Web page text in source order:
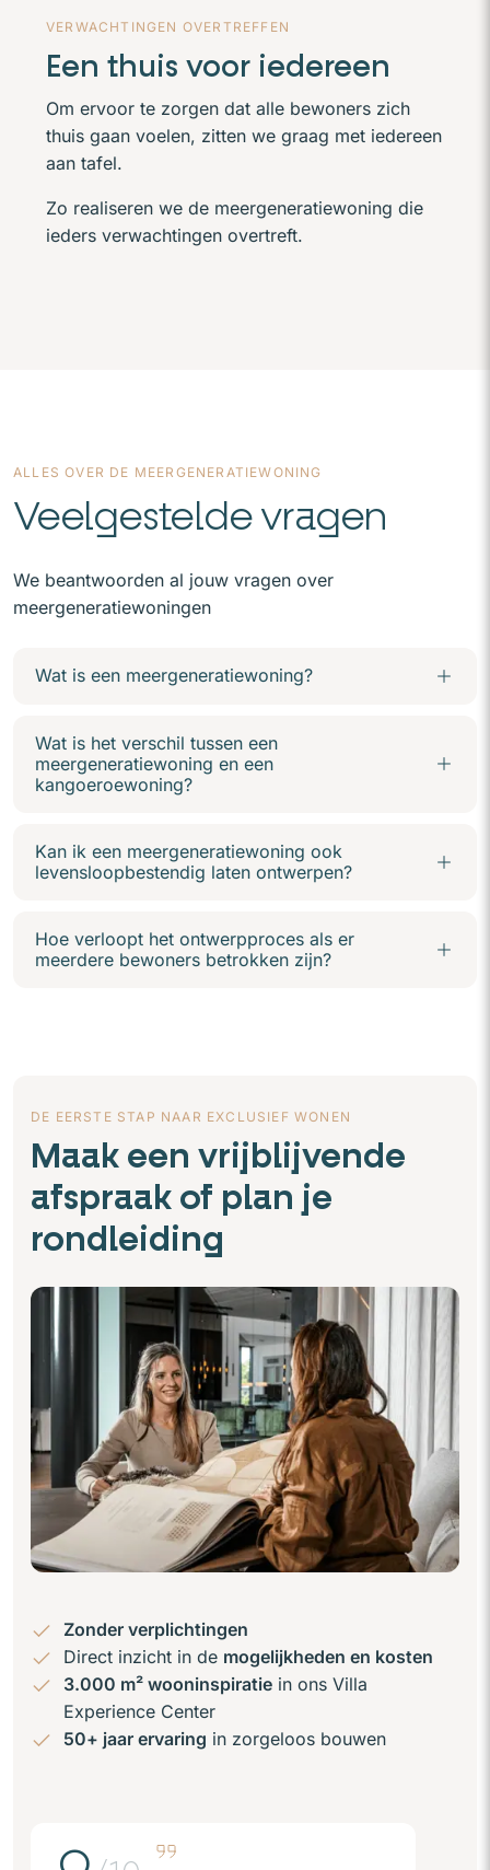
VERWACHTINGEN OVERTREFFEN
Een thuis voor iedereen
Om ervoor te zorgen dat alle bewoners zich
thuis gaan voelen, zitten we graag met iedereen
aan tafel.
Zo realiseren we de meergeneratiewoning die
ieders verwachtingen overtreft.
ALLES OVER DE MEERGENERATIEWONING
Veelgestelde vragen
We beantwoorden al jouw vragen over
meergeneratiewoningen
Wat is een meergeneratiewoning?
Wat is het verschil tussen een
meergeneratiewoning en een
kangoeroewoning?
Kan ik een meergeneratiewoning ook
levensloopbestendig laten ontwerpen?
Hoe verloopt het ontwerpproces als er
meerdere bewoners betrokken zijn?
DE EERSTE STAP NAAR EXCLUSIEF WONEN
Maak een vrijblijvende
afspraak of plan je
rondleiding
Zonder verplichtingen
Direct inzicht in de mogelijkheden en kosten
3.000 m² wooninspiratie in ons Villa
Experience Center
50+ jaar ervaring in zorgeloos bouwen